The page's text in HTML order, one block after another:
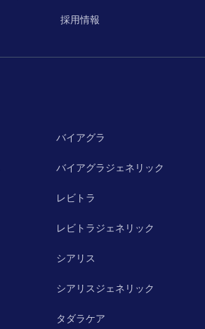
採用情報
バイアグラ
バイアグラジェネリック
レビトラ
レビトラジェネリック
シアリス
シアリスジェネリック
タダラケア